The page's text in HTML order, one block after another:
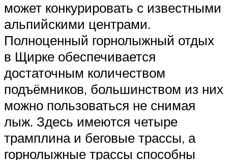
может конкурировать с известными
альпийскими центрами.
Полноценный горнолыжный отдых
в Щирке обеспечивается
достаточным количеством
подъёмников, большинством из них
можно пользоваться не снимая
лыж. Здесь имеются четыре
трамплина и беговые трассы, а
горнолыжные трассы способны